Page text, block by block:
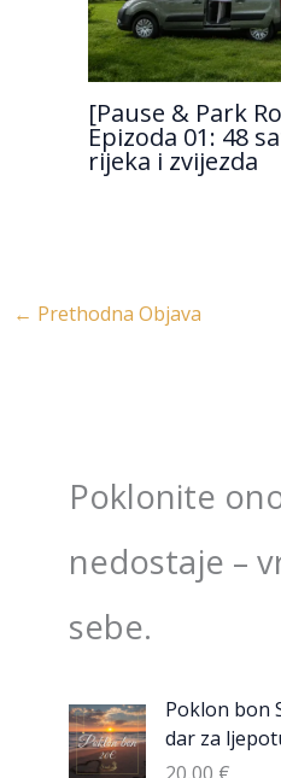
[Pause & Park
Epizoda 01: 48
rijeka i zvijezda
← Prethodna Objava
Poklonite
nedostaje –
sebe.
Poklon bon
dar za